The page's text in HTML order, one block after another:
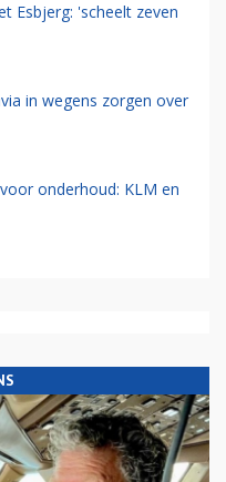
Esbjerg: 'scheelt zeven
in wegens zorgen over
onderhoud: KLM en